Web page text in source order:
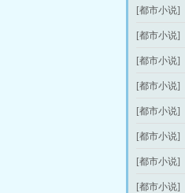
[都市小说]
[都市小说]
[都市小说]
[都市小说]
[都市小说]
[都市小说]
[都市小说]
[都市小说]